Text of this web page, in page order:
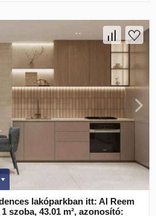
lakóparkban itt: Al Reem
szoba, 43.01 m², azonosító: